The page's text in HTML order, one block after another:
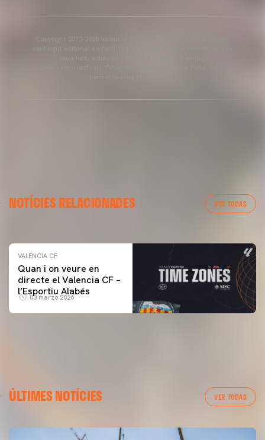
Copyright 2013-2025 Valencia Club de Futbol. Es permet l'ús del
contingut editorial de l'article sempre que es faça referència a la
NOTÍCIES RELACIONADES VER TODAS
ENTRENAMENT DEL VALENCIA CF 04/03/26
VALENCIA CF
Quan i on veure en
directe el Valencia CF –
l’Esportiu Alabés
03 marzo 2026
ÚLTIMES NOTÍCIES VER TODAS